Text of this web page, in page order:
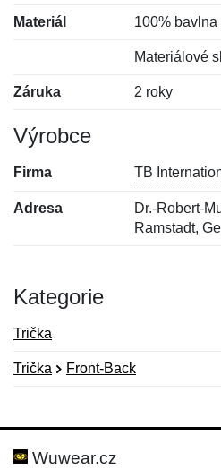
Materiál 100% bavlna
Materiálové
Záruka 2 roky
Výrobce
Firma TB
Adresa
Dr.-Robert-
Ramstadt,
Kategorie
Trička
Trička Front-Back
Hodnocení:
Jméno:
Wuwear.cz